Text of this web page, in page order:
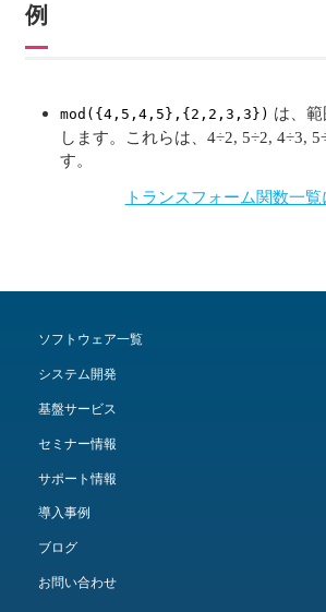
例
mod({4,5,4,5},{2,2,3,3}) は、範
します。これらは、4÷2, 5÷2, 4÷3,
す。
トランスフォーム関数一覧
ソフトウェア一覧
システム開発
基盤サービス
セミナー情報
サポート情報
導入事例
ブログ
お問い合わせ